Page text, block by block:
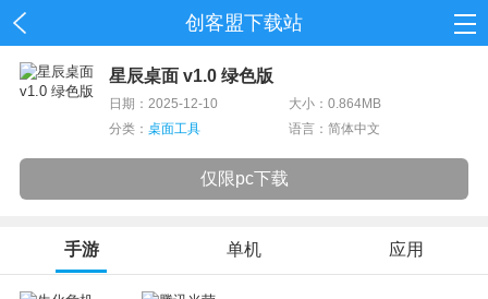
创客盟下载站
资讯
星辰桌面 v1.0 绿色版
日期：2025-12-10
大小：0.864MB
分类： 桌面工具 语言：简体中文
仅限pc下载
手游 单机 应用